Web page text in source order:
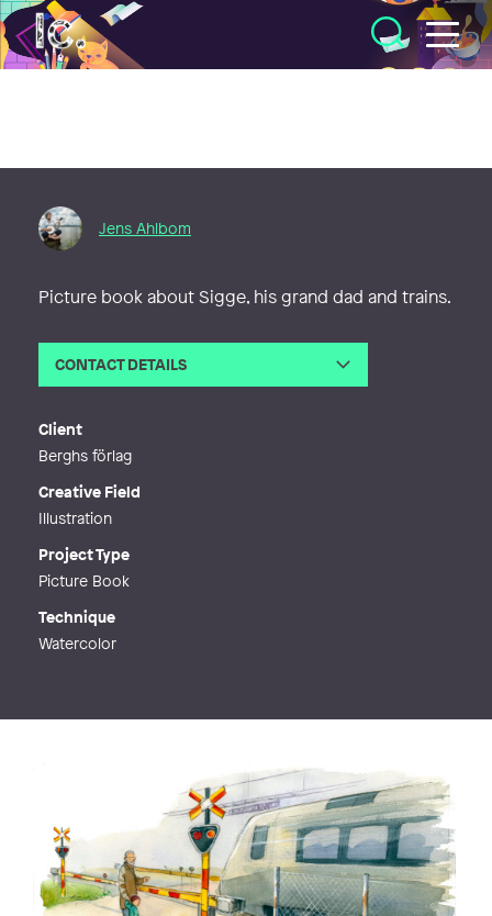
Illustratörcentrum
Jens Ahlbom
Picture book about Sigge, his grand dad and trains.
CONTACT DETAILS
Web
Client
Berghs förlag
Creative Field
Illustration
Project Type
Picture Book
Technique
Watercolor